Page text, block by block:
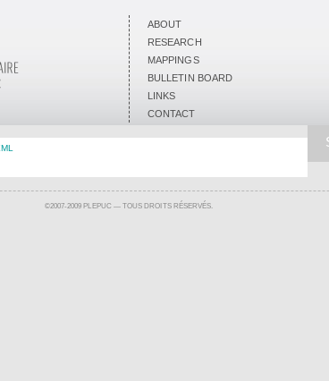
ABOUT
RESEARCH
MAPPINGS
BULLETIN BOARD
LINKS
CONTACT
©2007-2009 PLEPUC — TOUS DROITS RÉSERVÉS.